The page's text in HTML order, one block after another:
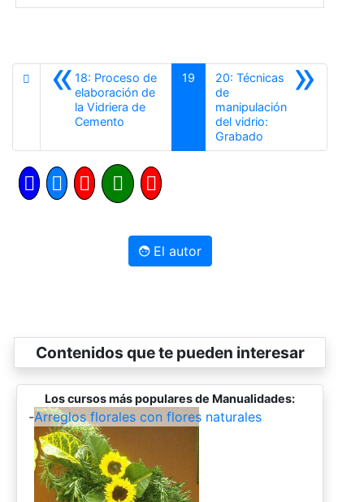
«18: Proceso de
elaboración de
la Vidriera de
Cemento
19 »
20: Técnicas
de
manipulación
del vidrio:
GrabadoSiguiente
El autor
Contenidos que te pueden interesar
Los cursos más populares de Manualidades:
-Arreglos florales con flores naturales